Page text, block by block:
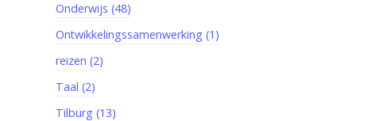
Onderwijs (48)
Ontwikkelingssamenwerking (1)
reizen (2)
Taal (2)
Tilburg (13)